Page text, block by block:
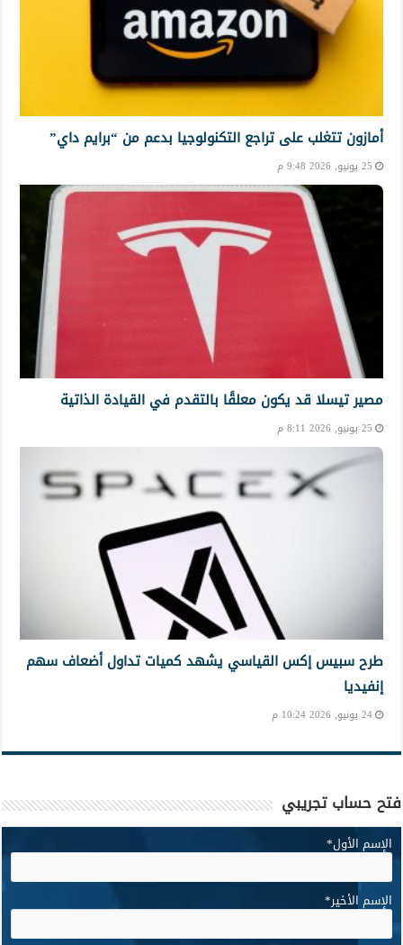
أمازون تتغلب على تراجع التكنولوجيا بدعم من “برايم داي”
25 يونيو, 2026 9:48 م
مصير تيسلا قد يكون معلقًا بالتقدم في القيادة الذاتية
25 يونيو, 2026 8:11 م
طرح سبيس إكس القياسي يشهد كميات تداول أضعاف سهم
إنفيديا
24 يونيو, 2026 10:24 م
فتح حساب تجريبي
الإسم الأول*
الإسم الأخير*